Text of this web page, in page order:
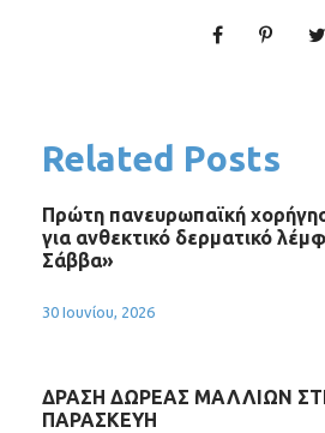
Related Posts
Πρώτη πανευρωπαϊκή
για ανθεκτικό δερματικό
Σάββα»
30 Ιουνίου, 2026
ΔΡΑΣΗ ΔΩΡΕΑΣ ΜΑΛΛΙΩΝ
ΠΑΡΑΣΚΕΥΗ